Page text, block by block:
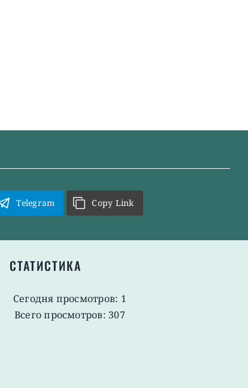
Telegram Copy Link
СТАТИСТИКА
Сегодня просмотров: 1
Всего просмотров: 307